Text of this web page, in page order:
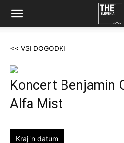
<< VSI DOGODKI
Koncert Benjamin
Alfa Mist
Kraj in datum